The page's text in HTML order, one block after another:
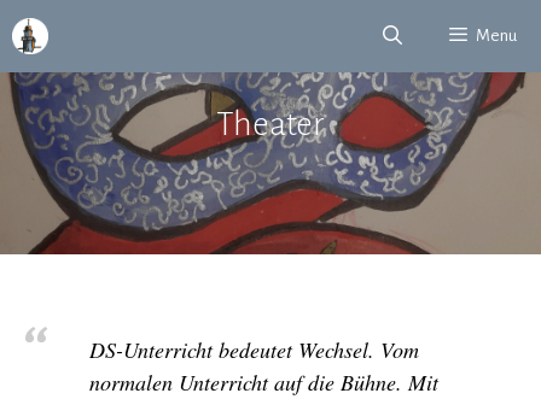
Zum
Inhalt
springen
Menu
Theater
DS-Unterricht bedeutet Wechsel. Vom
normalen Unterricht auf die Bühne. Mit